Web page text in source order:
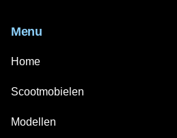
Menu
Home
Scootmobielen
Modellen